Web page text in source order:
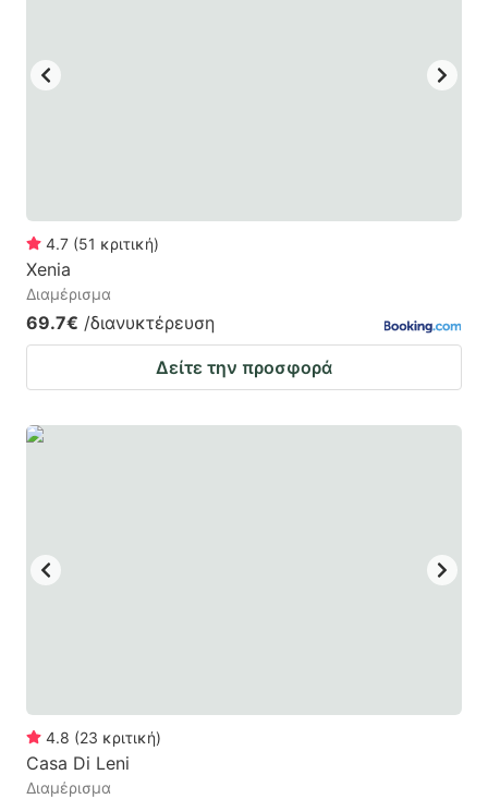
for
dates.
4.7 (51 κριτική)
Xenia
Διαμέρισμα
69.7€ /διανυκτέρευση
Δείτε την προσφορά
4.8 (23 κριτική)
Casa Di Leni
Διαμέρισμα